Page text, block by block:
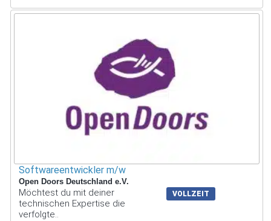
Softwareentwickler m/w
Open Doors Deutschland e.V.
VOLLZEIT
Möchtest du mit deiner
technischen Expertise die
verfolgte..